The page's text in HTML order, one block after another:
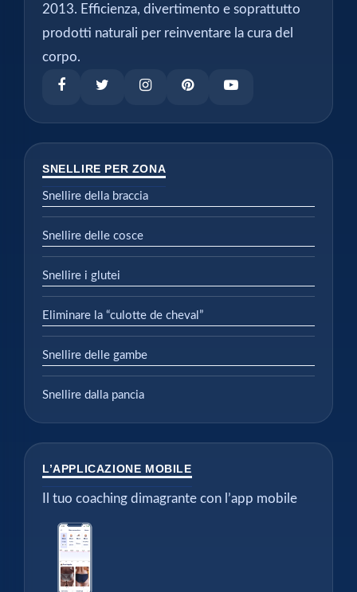
2013. Efficienza, divertimento e soprattutto
prodotti naturali per reinventare la cura del
corpo.
SNELLIRE PER ZONA
Snellire della braccia
Snellire delle cosce
Snellire i glutei
Eliminare la “culotte de cheval”
Snellire delle gambe
Snellire dalla pancia
L’APPLICAZIONE MOBILE
Il tuo coaching dimagrante con l’app mobile